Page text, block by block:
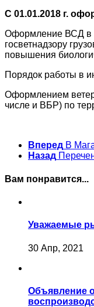
С 01.01.2018 г.
Оформление ВСД в
госветнадзору
повышения
Порядок работы в
Оформлением
числе и ВБР) по
Вперед В
Назад
Вам понравится...
Уважаемые
30 Апр, 2021
Объявление